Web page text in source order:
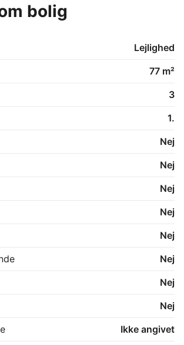
samt god og indbydende stue med
samt 2 stk.nye tørretumblere.
der en have på 800 kvm. Til
sammen med de andre 2
bolig
Lejlighed
77 m²
3
1.
Nej
Nej
Nej
Nej
Nej
Nej
Nej
Nej
Ikke angivet